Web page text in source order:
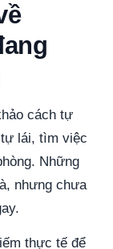
cách tự
lái, tìm việc
Những
nhưng chưa
thực tế để